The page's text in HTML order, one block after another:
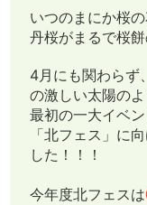
いつのまにか桜
丹桜がまるで桜
4月にも関わらず
の激しい太陽の
最初の一大イベ
「北フェス」に
した！！！
今年度北フェスは